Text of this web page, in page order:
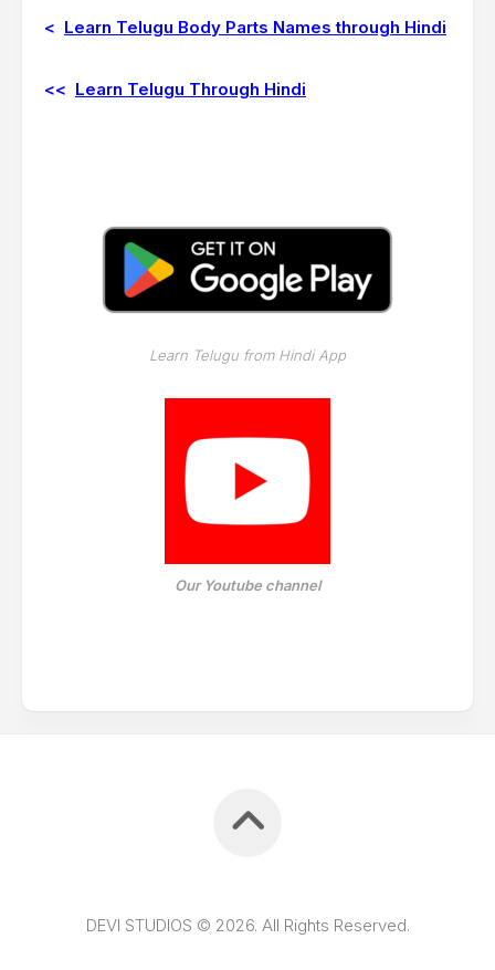
< Learn Telugu Body Parts Names through Hindi
<< Learn Telugu Through Hindi
Learn Telugu from Hindi App
Our Youtube channel
DEVI STUDIOS © 2026. All Rights Reserved.